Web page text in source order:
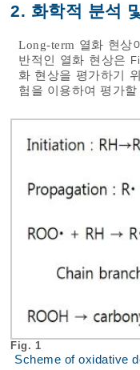
2. 화학적 분석
Long-term 열화 현상
반적인 열화 현상은
화 현상을 평가하기
험을 이용하여 평가할
Fig. 1
Scheme of oxidative